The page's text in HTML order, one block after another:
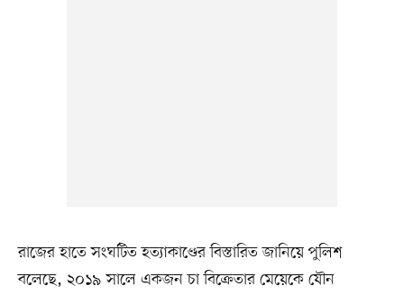
রাজের হাতে সংঘটিত হত্যাকাণ্ডের বিস্তারিত জানিয়ে পুলিশ
বলেছে, ২০১৯ সালে একজন চা বিক্রেতার মেয়েকে যৌন